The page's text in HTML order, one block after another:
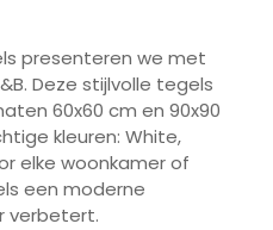
presenteren we met
Deze stijlvolle tegels
60x60 cm en 90x90
kleuren: White,
elke woonkamer of
een moderne
verbetert.